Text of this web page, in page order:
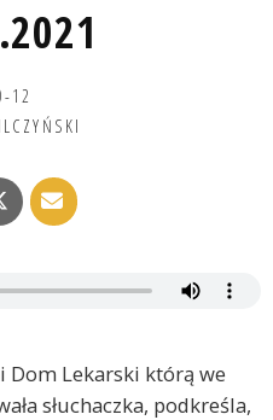
12
Dom Lekarski którą we
słuchaczka, podkreśla,